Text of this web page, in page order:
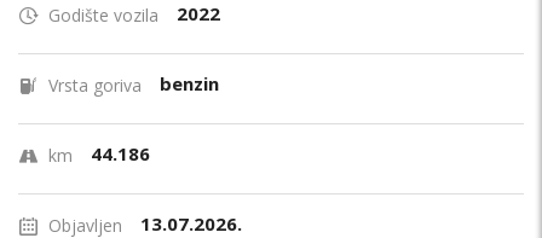
Godište vozila 2022
Vrsta goriva benzin
km 44.186
Objavljen 13.07.2026.